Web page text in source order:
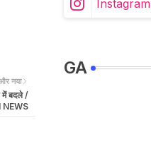
नया
में बदले /
NEWS
Instagram
GA